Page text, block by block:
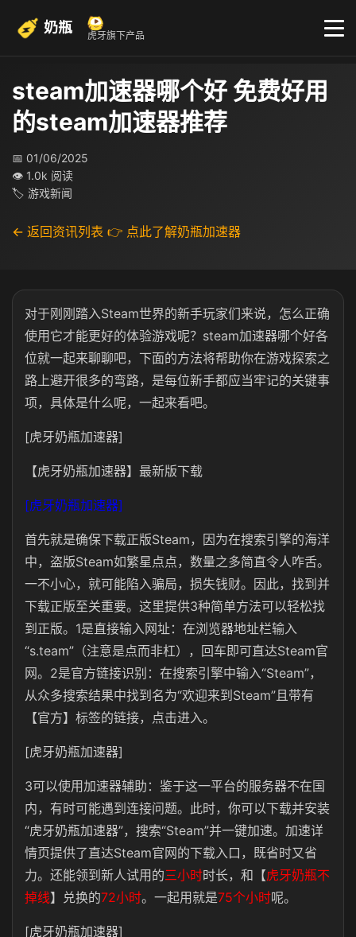
奶瓶 虎牙旗下产品
steam加速器哪个好 免费好用
的steam加速器推荐
📅 01/06/2025
👁 1.0k 阅读
🏷 游戏新闻
← 返回资讯列表 👉 点此了解奶瓶加速器
对于刚刚踏入Steam世界的新手玩家们来说，怎么正确
使用它才能更好的体验游戏呢？steam加速器哪个好各
位就一起来聊聊吧，下面的方法将帮助你在游戏探索之
路上避开很多的弯路，是每位新手都应当牢记的关键事
项，具体是什么呢，一起来看吧。
[虎牙奶瓶加速器]
【虎牙奶瓶加速器】最新版下载
[虎牙奶瓶加速器]
首先就是确保下载正版Steam，因为在搜索引擎的海洋
中，盗版Steam如繁星点点，数量之多简直令人咋舌。
一不小心，就可能陷入骗局，损失钱财。因此，找到并
下载正版至关重要。这里提供3种简单方法可以轻松找
到正版。1是直接输入网址：在浏览器地址栏输入
“s.team”（注意是点而非杠），回车即可直达Steam官
网。2是官方链接识别：在搜索引擎中输入“Steam”，
从众多搜索结果中找到名为“欢迎来到Steam”且带有
【官方】标签的链接，点击进入。
[虎牙奶瓶加速器]
3可以使用加速器辅助：鉴于这一平台的服务器不在国
内，有时可能遇到连接问题。此时，你可以下载并安装
“虎牙奶瓶加速器”，搜索“Steam”并一键加速。加速详
情页提供了直达Steam官网的下载入口，既省时又省
力。还能领到新人试用的三小时时长，和【虎牙奶瓶不
掉线】兑换的72小时。一起用就是75个小时呢。
[虎牙奶瓶加速器]